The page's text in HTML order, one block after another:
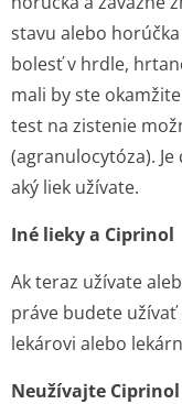
stavu alebo
bolesť v hrdle,
mali by ste
test na zistenie
(agranulocytóza).
aký liek užívate.
Iné lieky a Ciprinol
Ak teraz užívate
práve budete
lekárovi alebo
Neužívajte